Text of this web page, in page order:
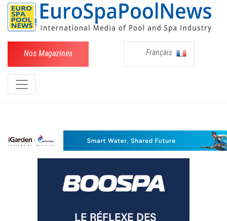
Nos Magazines Français